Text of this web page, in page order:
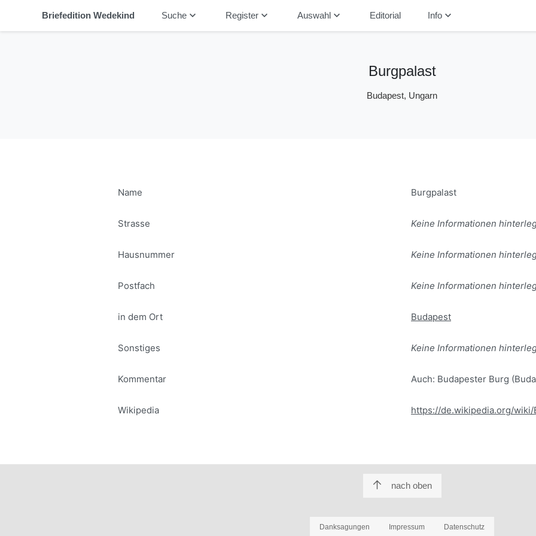
Briefedition Wedekind Suchekeyboard_arrow_down Registerkeyboard_arrow_down Auswahlkeyboard_arrow_down Editorial Infokeyboard_arrow_down
Burgpalast
Budapest, Ungarn
Name Burgpalast
Strasse Keine Informationen
Hausnummer Keine Informationen
Postfach Keine Informationen
in dem Ort Budapest
Sonstiges Keine Informationen
Kommentar Auch: Budapester Burg
Wikipedia https://de.wikipedia.org/wiki/
nach oben
Danksagungen Impressum Datenschutz